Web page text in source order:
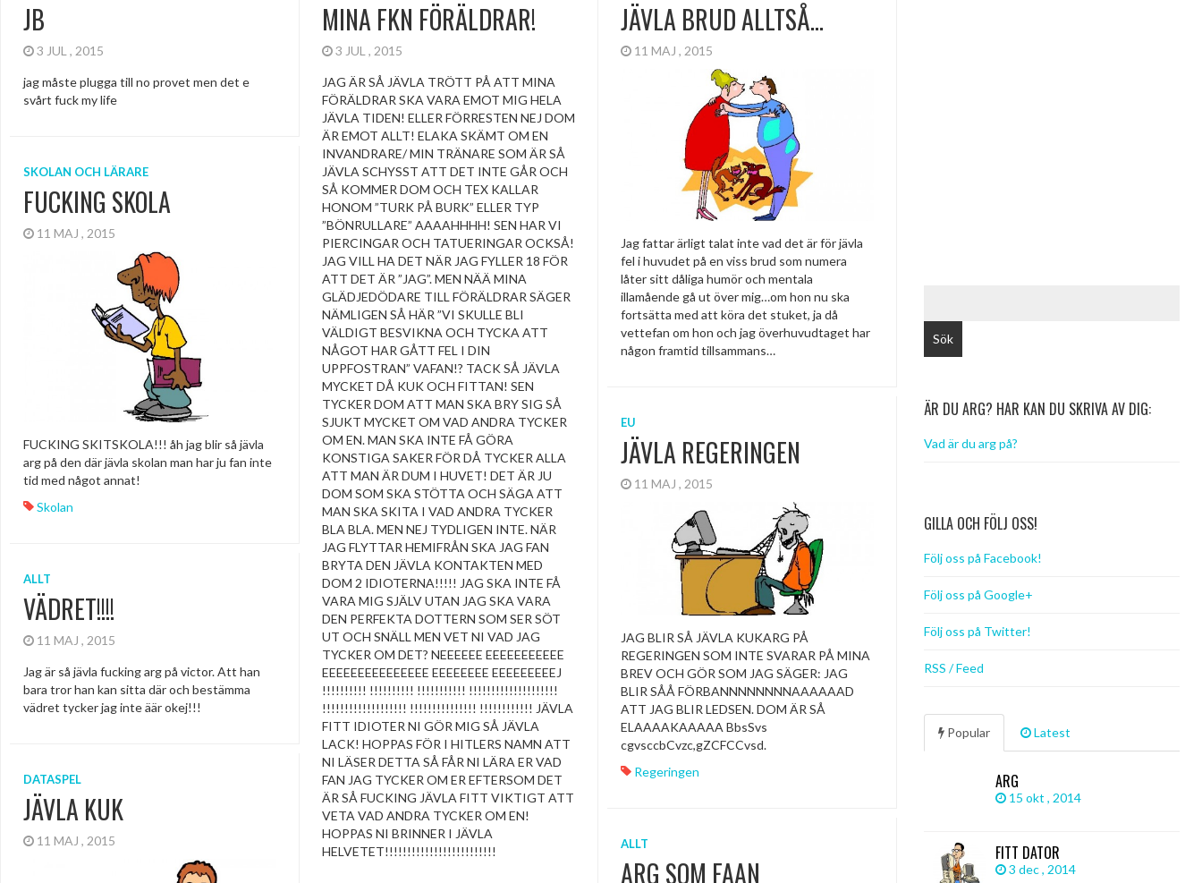
JB
3 JUL , 2015
jag måste plugga till no provet men det e
svårt fuck my life
MINA FKN FÖRÄLDRAR!
3 JUL , 2015
JAG ÄR SÅ JÄVLA TRÖTT PÅ ATT MINA
FÖRÄLDRAR SKA VARA EMOT MIG HELA
JÄVLA TIDEN! ELLER FÖRRESTEN NEJ DOM
ÄR EMOT ALLT! ELAKA SKÄMT OM EN
INVANDRARE/ MIN TRÄNARE SOM ÄR SÅ
JÄVLA SCHYSST ATT DET INTE GÅR OCH
SÅ KOMMER DOM OCH TEX KALLAR
HONOM ”TURK PÅ BURK” ELLER TYP
”BÖNRULLARE” AAAAHHHH! SEN HAR VI
PIERCINGAR OCH TATUERINGAR OCKSÅ!
JAG VILL HA DET NÄR JAG FYLLER 18 FÖR
ATT DET ÄR ”JAG”. MEN NÄÄ MINA
GLÄDJEDÖDARE TILL FÖRÄLDRAR SÄGER
NÄMLIGEN SÅ HÄR ”VI SKULLE BLI
VÄLDIGT BESVIKNA OCH TYCKA ATT
NÅGOT HAR GÅTT FEL I DIN
UPPFOSTRAN” VAFAN!? TACK SÅ JÄVLA
MYCKET DÅ KUK OCH FITTAN! SEN
TYCKER DOM ATT MAN SKA BRY SIG SÅ
SJUKT MYCKET OM VAD ANDRA TYCKER
OM EN. MAN SKA INTE FÅ GÖRA
KONSTIGA SAKER FÖR DÅ TYCKER ALLA
ATT MAN ÄR DUM I HUVET! DET ÄR JU
DOM SOM SKA STÖTTA OCH SÄGA ATT
MAN SKA SKITA I VAD ANDRA TYCKER
BLA BLA. MEN NEJ TYDLIGEN INTE. NÄR
JAG FLYTTAR HEMIFRÅN SKA JAG FAN
BRYTA DEN JÄVLA KONTAKTEN MED
DOM 2 IDIOTERNA!!!!! JAG SKA INTE FÅ
VARA MIG SJÄLV UTAN JAG SKA VARA
DEN PERFEKTA DOTTERN SOM SER SÖT
UT OCH SNÄLL MEN VET NI VAD JAG
TYCKER OM DET? NEEEEEE EEEEEEEEEEE
EEEEEEEEEEEEEEE EEEEEEEE EEEEEEEEEJ
!!!!!!!!!! !!!!!!!!!! !!!!!!!!!!! !!!!!!!!!!!!!!!!!!!!
!!!!!!!!!!!!!!!!!!! !!!!!!!!!!!!!!! !!!!!!!!!!!! JÄVLA
FITT IDIOTER NI GÖR MIG SÅ JÄVLA
LACK! HOPPAS FÖR I HITLERS NAMN ATT
NI LÄSER DETTA SÅ FÅR NI LÄRA ER VAD
FAN JAG TYCKER OM ER EFTERSOM DET
ÄR SÅ FUCKING JÄVLA FITT VIKTIGT ATT
VETA VAD ANDRA TYCKER OM EN!
HOPPAS NI BRINNER I JÄVLA
HELVETET!!!!!!!!!!!!!!!!!!!!!!!!!
JÄVLA BRUD ALLTSÅ…
11 MAJ , 2015
Jag fattar ärligt talat inte vad det är för jävla
fel i huvudet på en viss brud som numera
låter sitt dåliga humör och mentala
illamående gå ut över mig…om hon nu ska
fortsätta med att köra det stuket, ja då
vettefan om hon och jag överhuvudtaget har
någon framtid tillsammans…
SKOLAN OCH LÄRARE
FUCKING SKOLA
11 MAJ , 2015
FUCKING SKITSKOLA!!! åh jag blir så jävla
arg på den där jävla skolan man har ju fan inte
tid med något annat!
Skolan
EU
JÄVLA REGERINGEN
11 MAJ , 2015
JAG BLIR SÅ JÄVLA KUKARG PÅ
REGERINGEN SOM INTE SVARAR PÅ MINA
BREV OCH GÖR SOM JAG SÄGER: JAG
BLIR SÅÅ FÖRBANNNNNNNNAAAAAAD
ATT JAG BLIR LEDSEN. DOM ÄR SÅ
ELAAAAKAAAAA BbsSvs
cgvsccbCvzc,gZCFCCvsd.
Regeringen
ALLT
VÄDRET!!!!
11 MAJ , 2015
Jag är så jävla fucking arg på victor. Att han
bara tror han kan sitta där och bestämma
vädret tycker jag inte äär okej!!!
DATASPEL
JÄVLA KUK
11 MAJ , 2015 ALLT
ARG SOM FAAN
ÄR DU ARG? HAR KAN DU SKRIVA AV DIG:
Vad är du arg på?
GILLA OCH FÖLJ OSS!
Följ oss på Facebook!
Följ oss på Google+
Följ oss på Twitter!
RSS / Feed
Popular Latest
ARG
15 okt , 2014
FITT DATOR
3 dec , 2014